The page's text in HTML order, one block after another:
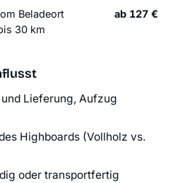
Beladeort
30 km
ab 127 €
Lieferung, Aufzug
Highboards (Vollholz vs.
oder transportfertig